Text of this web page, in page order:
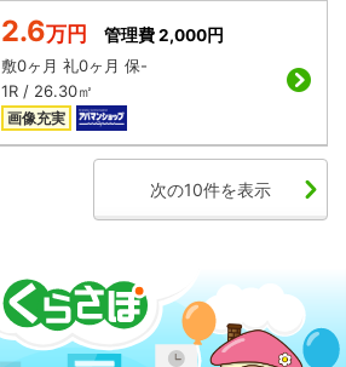
2.6万円
管理費 2,000円
敷0ヶ月 礼0ヶ月 保-
1R / 26.30㎡
画像充実
次の10件を表示